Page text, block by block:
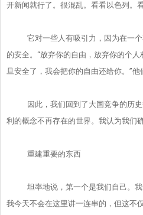
开新闻就行了。很混乱。看看以色列。
它对一些人有吸引力，因为在一
的安全。“放弃你的自由， 放弃你的个人
旦安全了， 我会把你的自由还给你。”他
因此，我们回到了大国竞争的历
利的概念不再存在的世界。 我认为我们
重建重要的东西
坦率地说，第一个是我们自己。
我今天不会在这里讲一连串的，但这不